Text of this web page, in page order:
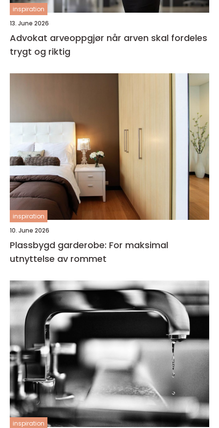
inspiration
13. June 2026
Advokat arveoppgjør når arven skal fordeles
trygt og riktig
inspiration
10. June 2026
Plassbygd garderobe: For maksimal
utnyttelse av rommet
inspiration